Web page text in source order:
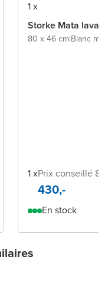
1 x
Storke Mata
80 x 46 cm|Blanc mat
1 xPrix conseillé
430,-
En stock